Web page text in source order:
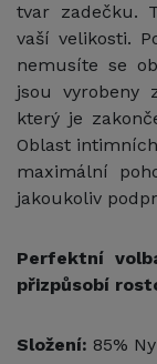
tvar zadečku.
vaší velikosti.
nemusíte se
jsou vyrobeny
který je
Oblast
maximální
jakoukoliv
Perfektní
přizpůsobí
Složení: 85%